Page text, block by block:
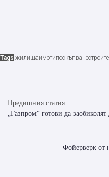
Tags жилищаимотипоскъпване
Предишния статия
„Газпром“ готови да
Фойерверк от